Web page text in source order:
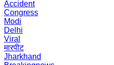
Accident
Congress
Modi
Delhi
Viral
मारपीट
Jharkhand